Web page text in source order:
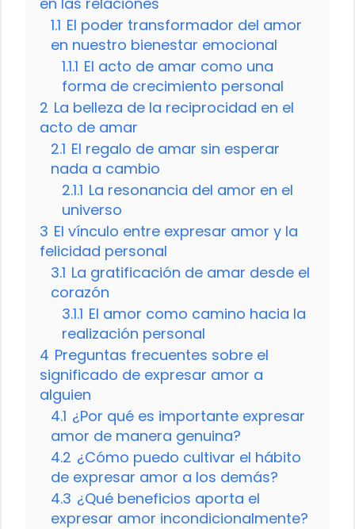
1.1 El poder transformador del amor
en nuestro bienestar emocional
1.1.1 El acto de amar como una
forma de crecimiento personal
2 La belleza de la reciprocidad en el
acto de amar
2.1 El regalo de amar sin esperar
nada a cambio
2.1.1 La resonancia del amor en el
universo
3 El vínculo entre expresar amor y la
felicidad personal
3.1 La gratificación de amar desde el
corazón
3.1.1 El amor como camino hacia la
realización personal
4 Preguntas frecuentes sobre el
significado de expresar amor a
alguien
4.1 ¿Por qué es importante expresar
amor de manera genuina?
4.2 ¿Cómo puedo cultivar el hábito
de expresar amor a los demás?
4.3 ¿Qué beneficios aporta el
expresar amor incondicionalmente?